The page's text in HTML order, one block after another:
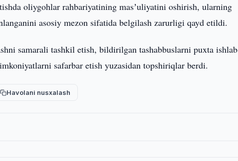
oliygohlar rahbariyatining masʼuliyatini oshirish, ularning
asosiy mezon sifatida belgilash zarurligi qayd etildi.
samarali tashkil etish, bildirilgan tashabbuslarni puxta ishlab
safarbar etish yuzasidan topshiriqlar berdi.
Havolani nusxalash